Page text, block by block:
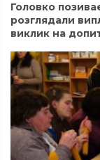
Головко
розглядали
виклик на